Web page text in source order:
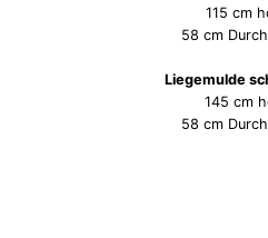
115 cm
58 cm
Liegemulde
145 cm
58 cm